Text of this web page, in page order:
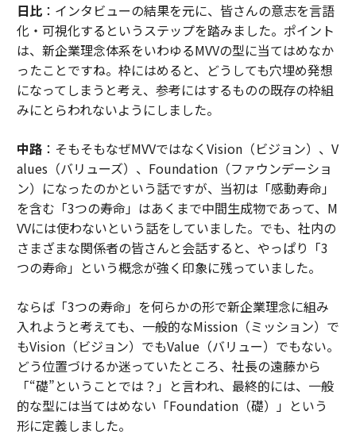
日比：インタビューの結果を元に、皆さんの意志を言語
化・可視化するというステップを踏みました。ポイント
は、新企業理念体系をいわゆるMVVの型に当てはめなか
ったことですね。枠にはめると、どうしても穴埋め発想
になってしまうと考え、参考にはするものの既存の枠組
みにとらわれないようにしました。
中路：そもそもなぜMVVではなくVision（ビジョン）、V
alues（バリューズ）、Foundation（ファウンデーショ
ン）になったのかという話ですが、当初は「感動寿命」
を含む「3つの寿命」はあくまで中間生成物であって、M
VVには使わないという話をしていました。でも、社内の
さまざまな関係者の皆さんと会話すると、やっぱり「3
つの寿命」という概念が強く印象に残っていました。
ならば「3つの寿命」を何らかの形で新企業理念に組み
入れようと考えても、一般的なMission（ミッション）で
もVision（ビジョン）でもValue（バリュー）でもない。
どう位置づけるか迷っていたところ、社長の遠藤から
「“礎”ということでは？」と言われ、最終的には、一般
的な型には当てはめない「Foundation（礎）」という
形に定義しました。